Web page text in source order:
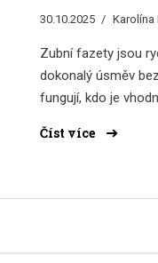
30.10.2025 Karolína
Zubní fazety jsou
dokonalý úsměv
fungují, kdo je
Číst více